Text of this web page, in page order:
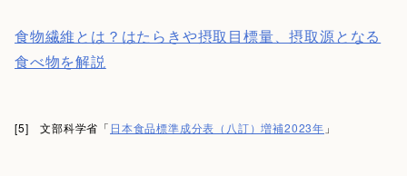
食物繊維とは？はたらきや摂取目標量、摂取源となる
食べ物を解説
[5] 文部科学省「 日本食品標準成分表（八訂）増補2023年 」